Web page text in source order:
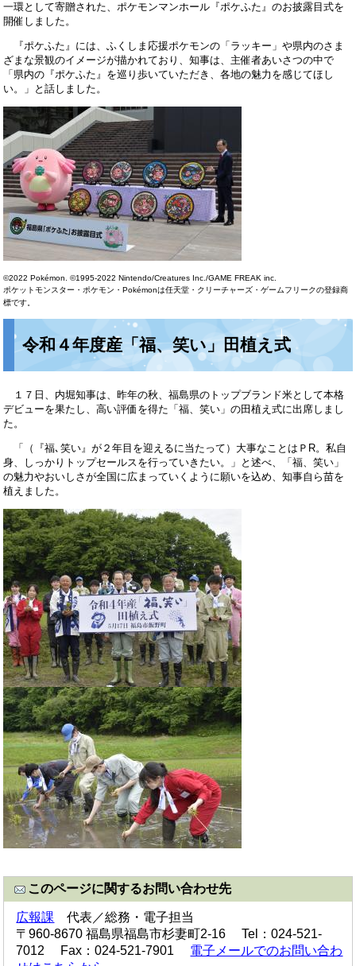
一環として寄贈された、ポケモンマンホール『ポケふた』のお披露目式を
開催しました。
『ポケふた』には、ふくしま応援ポケモンの「ラッキー」や県内のさま
ざまな景観のイメージが描かれており、知事は、主催者あいさつの中で
「県内の『ポケふた』を巡り歩いていただき、各地の魅力を感じてほし
い。」と話しました。
©2022 Pokémon. ©1995-2022 Nintendo/Creatures Inc./GAME FREAK inc.
ポケットモンスター・ポケモン・Pokémonは任天堂・クリーチャーズ・ゲームフリークの登録商
標です。
令和４年度産「福、笑い」田植え式
１７日、内堀知事は、昨年の秋、福島県のトップブランド米として本格
デビューを果たし、高い評価を得た「福、笑い」の田植え式に出席しまし
た。
「（『福､笑い』が２年目を迎えるに当たって）大事なことはＰR。私自
身、しっかりトップセールスを行っていきたい。」と述べ、「福、笑い」
の魅力やおいしさが全国に広まっていくように願いを込め、知事自ら苗を
植えました。
このページに関するお問い合わせ先
広報課 代表／総務・電子担当
〒960-8670 福島県福島市杉妻町2-16 Tel：024-521-
7012 Fax：024-521-7901 電子メールでのお問い合わ